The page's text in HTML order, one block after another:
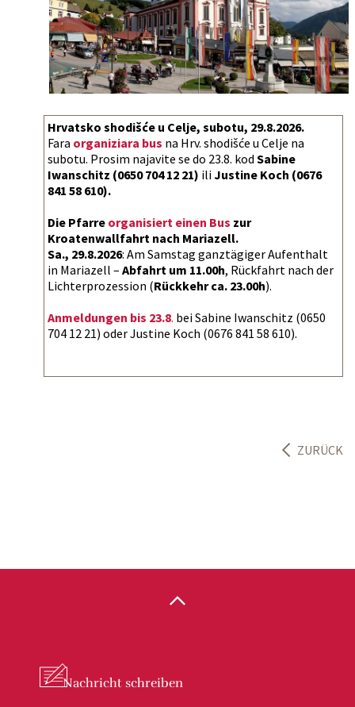
Hrvatsko shodišće u Celje, subotu, 29.8.2026.
Fara organiziara bus na Hrv. shodišće u Celje na
subotu. Prosim najavite se do 23.8. kod Sabine
Iwanschitz (0650 704 12 21) iliJustine Koch (0676
841 58 610).
Die Pfarre organisiert einen Bus zur
Kroatenwallfahrt nach Mariazell.
Sa., 29.8.2026: Am Samstag ganztägiger Aufenthalt
in Mariazell – Abfahrt um 11.00h, Rückfahrt nach der
Lichterprozession (Rückkehr ca. 23.00h).
Anmeldungen bis 23.8. bei Sabine Iwanschitz (0650
704 12 21) oder Justine Koch (0676 841 58 610).
ZURÜCK
Nachricht schreiben